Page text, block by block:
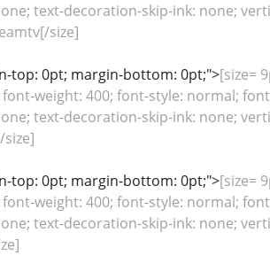
text-decoration-skip-ink: none;
size]
top: 0pt; margin-bottom: 0pt;">[size=
weight: 400; font-style: normal;
text-decoration-skip-ink: none;
top: 0pt; margin-bottom: 0pt;">[size=
weight: 400; font-style: normal;
text-decoration-skip-ink: none;